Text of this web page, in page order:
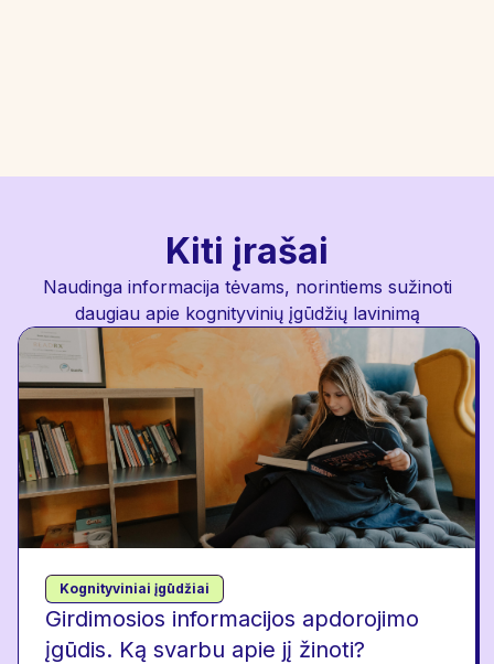
Kiti įrašai
Naudinga informacija tėvams, norintiems sužinoti
daugiau apie kognityvinių įgūdžių lavinimą
Kognityviniai įgūdžiai
Girdimosios informacijos apdorojimo
įgūdis. Ką svarbu apie jį žinoti?